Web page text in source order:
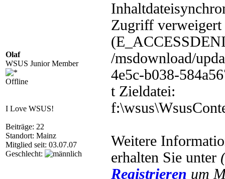
Olaf
WSUS Junior Member
Offline
I Love WSUS!
Beiträge: 22
Standort: Mainz
Mitglied seit: 03.07.07
Geschlecht:
Zugriff verweigert
/msdownload/
4e5c-b038-
t Zieldatei:
Weitere
erhalten Sie unter
Registrieren um